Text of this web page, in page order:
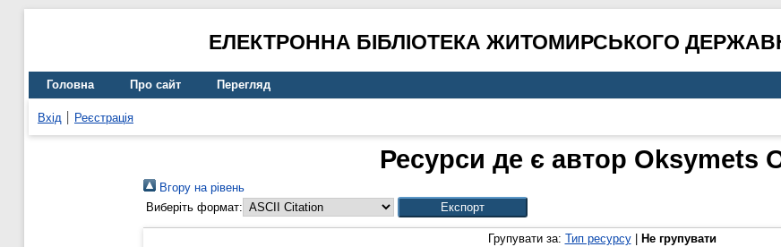
ЕЛЕКТРОННА БІБЛІОТЕКА ЖИТОМИРСЬКОГО
Головна Про сайт Перегляд
Вхід Реєстрація
Ресурси де є автор Oksymets
Вгору на рівень
Виберіть формат:
Групувати за: Тип ресурсу| Не групувати